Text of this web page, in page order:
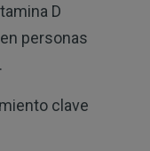
D
personas
clave